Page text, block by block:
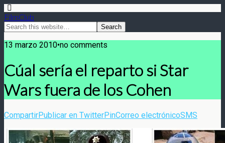
FilmClub
13 marzo 2010•no comments
Cúal sería el reparto si Star
Wars fuera de los Cohen
CompartirPublicar en TwitterPinCorreo electrónicoSMS